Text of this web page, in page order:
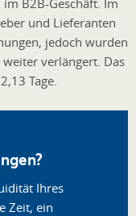
B2B-Geschäft. Im
und Lieferanten
jedoch wurden
verlängert. Das
Tage.
Ihres
Zeit, ein